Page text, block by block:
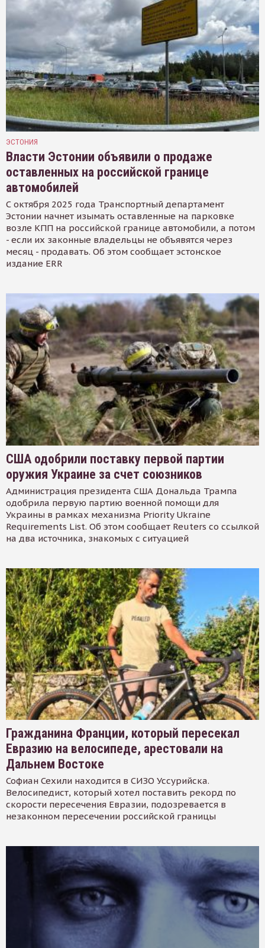
ЭСТОНИЯ
Власти Эстонии объявили о продаже
оставленных на российской границе
автомобилей
С октября 2025 года Транспортный департамент
Эстонии начнет изымать оставленные на парковке
возле КПП на российской границе автомобили, а потом
- если их законные владельцы не объявятся через
месяц - продавать. Об этом сообщает эстонское
издание ERR
США одобрили поставку первой партии
оружия Украине за счет союзников
Администрация президента США Дональда Трампа
одобрила первую партию военной помощи для
Украины в рамках механизма Priority Ukraine
Requirements List. Об этом сообщает Reuters со ссылкой
на два источника, знакомых с ситуацией
Гражданина Франции, который пересекал
Евразию на велосипеде, арестовали на
Дальнем Востоке
Софиан Сехили находится в СИЗО Уссурийска.
Велосипедист, который хотел поставить рекорд по
скорости пересечения Евразии, подозревается в
незаконном пересечении российской границы